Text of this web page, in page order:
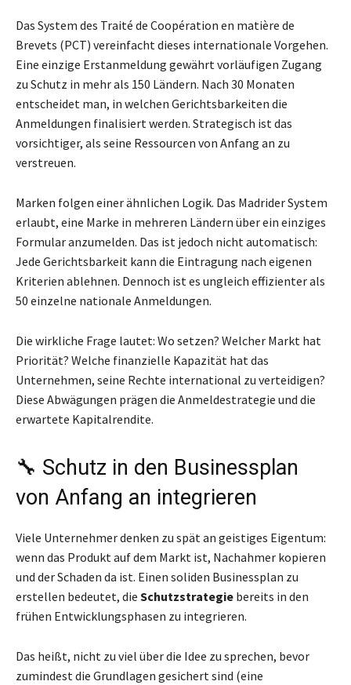
Das System des Traité de Coopération en matière de
Brevets (PCT) vereinfacht dieses internationale Vorgehen.
Eine einzige Erstanmeldung gewährt vorläufigen Zugang
zu Schutz in mehr als 150 Ländern. Nach 30 Monaten
entscheidet man, in welchen Gerichtsbarkeiten die
Anmeldungen finalisiert werden. Strategisch ist das
vorsichtiger, als seine Ressourcen von Anfang an zu
verstreuen.
Marken folgen einer ähnlichen Logik. Das Madrider System
erlaubt, eine Marke in mehreren Ländern über ein einziges
Formular anzumelden. Das ist jedoch nicht automatisch:
Jede Gerichtsbarkeit kann die Eintragung nach eigenen
Kriterien ablehnen. Dennoch ist es ungleich effizienter als
50 einzelne nationale Anmeldungen.
Die wirkliche Frage lautet: Wo setzen? Welcher Markt hat
Priorität? Welche finanzielle Kapazität hat das
Unternehmen, seine Rechte international zu verteidigen?
Diese Abwägungen prägen die Anmeldestrategie und die
erwartete Kapitalrendite.
🔧 Schutz in den Businessplan
von Anfang an integrieren
Viele Unternehmer denken zu spät an geistiges Eigentum:
wenn das Produkt auf dem Markt ist, Nachahmer kopieren
und der Schaden da ist. Einen soliden Businessplan zu
erstellen bedeutet, die Schutzstrategie bereits in den
frühen Entwicklungsphasen zu integrieren.
Das heißt, nicht zu viel über die Idee zu sprechen, bevor
zumindest die Grundlagen gesichert sind (eine